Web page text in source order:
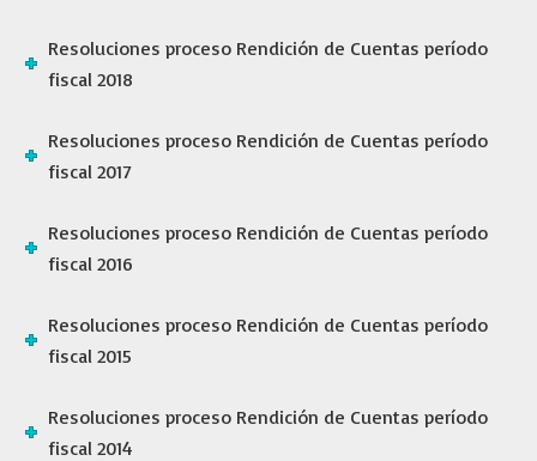
Resoluciones proceso Rendición de Cuentas período
fiscal 2018
Resoluciones proceso Rendición de Cuentas período
fiscal 2017
Resoluciones proceso Rendición de Cuentas período
fiscal 2016
Resoluciones proceso Rendición de Cuentas período
fiscal 2015
Resoluciones proceso Rendición de Cuentas período
fiscal 2014